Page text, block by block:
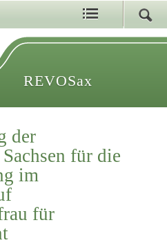
REVOSax
der
für die
im
für